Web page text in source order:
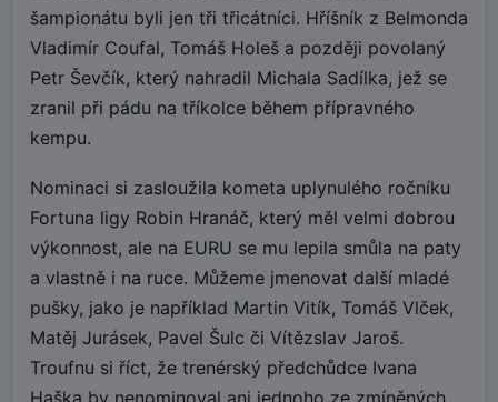
šampionátu byli jen tři třicátníci. Hříšník z Belmonda
Vladimír Coufal, Tomáš Holeš a později povolaný
Petr Ševčík, který nahradil Michala Sadílka, jež se
zranil při pádu na tříkolce během přípravného
kempu.
Nominaci si zasloužila kometa uplynulého ročníku
Fortuna ligy Robin Hranáč, který měl velmi dobrou
výkonnost, ale na EURU se mu lepila smůla na paty
a vlastně i na ruce. Můžeme jmenovat další mladé
pušky, jako je například Martin Vitík, Tomáš Vlček,
Matěj Jurásek, Pavel Šulc či Vítězslav Jaroš.
Troufnu si říct, že trenérský předchůdce Ivana
Haška by nenominoval ani jednoho ze zmíněných.